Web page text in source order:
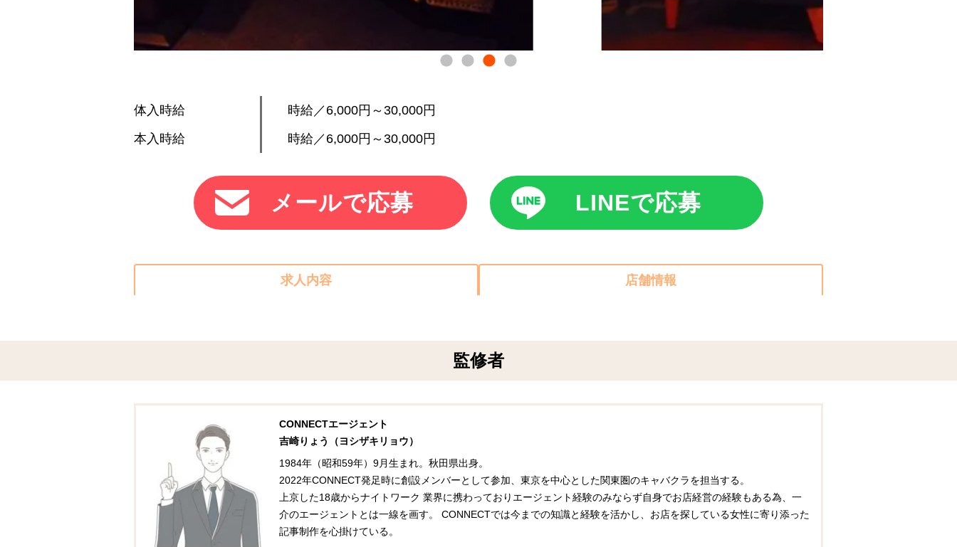
体入時給
時給／6,000円～30,000円
本入時給
時給／6,000円～30,000円
メールで応募 LINEで応募
求人内容 店舗情報
監修者
CONNECTエージェント
吉崎りょう（ヨシザキリョウ）
1984年（昭和59年）9月生まれ。秋田県出身。
2022年CONNECT発足時に創設メンバーとして参加、東京を中心とした関東圏のキャバクラを担当する。
上京した18歳からナイトワーク 業界に携わっておりエージェント経験のみならず自身でお店経営の経験もある為、一
介のエージェントとは一線を画す。 CONNECTでは今までの知識と経験を活かし、お店を探している女性に寄り添った
記事制作を心掛けている。